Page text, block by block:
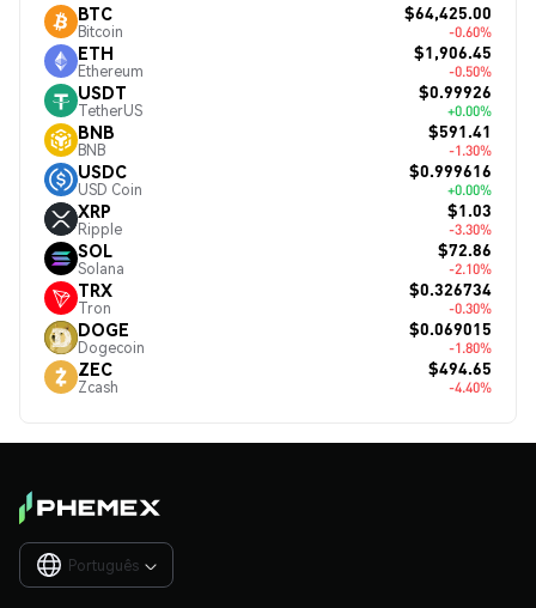
BTC
Bitcoin
$64,425.00
-0.60%
ETH
Ethereum
$1,906.45
-0.50%
USDT
TetherUS
$0.99926
+0.00%
BNB
BNB
$591.41
-1.30%
USDC
USD Coin
$0.999616
+0.00%
XRP
Ripple
$1.03
-3.30%
SOL
Solana
$72.86
-2.10%
TRX
Tron
$0.326734
-0.30%
DOGE
Dogecoin
$0.069015
-1.80%
ZEC
Zcash
$494.65
-4.40%
Português 